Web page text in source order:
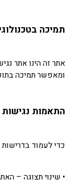
תמיכה
אתר זה הינו אתר
ומאפשר תמיכה
התאמות
כדי לעמוד
• שינוי תצוגה –